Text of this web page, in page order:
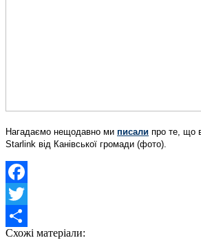
Нагадаємо нещодавно ми писали про те, що
Starlink від Канівської громади (фото).
Facebook
Twitter
Share
Схожі матеріали: